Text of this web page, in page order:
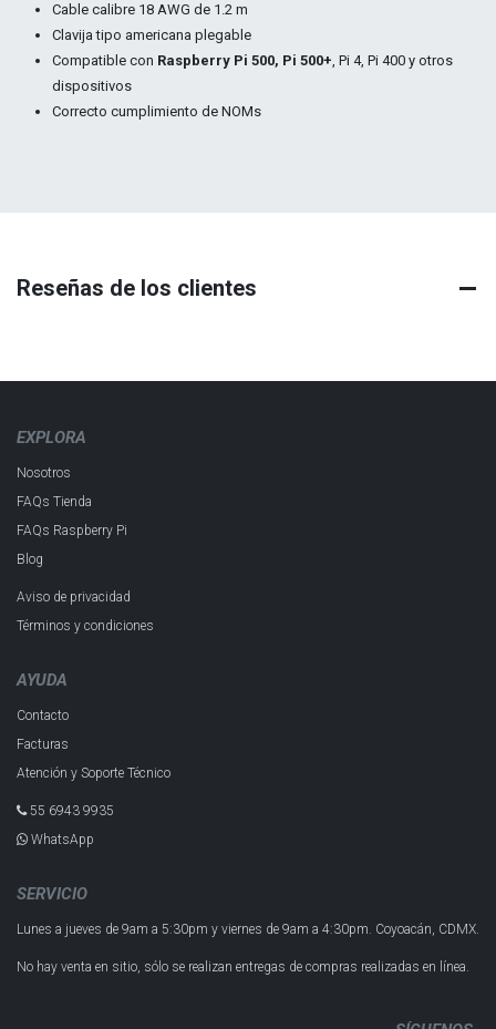
Cable calibre 18 AWG de 1.2 m
Clavija tipo americana plegable
Compatible con Raspberry Pi 500, Pi 500+, Pi 4, Pi 400 y otros
dispositivos
Correcto cumplimiento de NOMs
Reseñas de los clientes
EXPLORA
Nosotros
FAQs Tienda
FAQs Raspberry Pi
Blog
Aviso de privacidad
Términos y condiciones
AYUDA
Contacto
Facturas
Atención y Soporte Técnico
55 6943 993​5
WhatsApp
SERVICIO
Lunes a jueves de 9am a 5:30pm y viernes de 9am a 4:30pm. Coyoacán, CDMX.
No hay venta en sitio, sólo se realizan entregas de compras realizadas en línea.